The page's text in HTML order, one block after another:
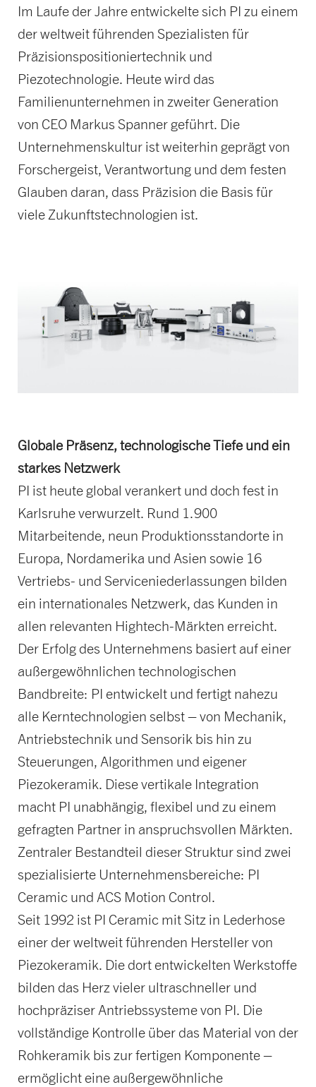
Im Laufe der Jahre entwickelte sich PI zu einem
der weltweit führenden Spezialisten für
Präzisionspositioniertechnik und
Piezotechnologie. Heute wird das
Familienunternehmen in zweiter Generation
von CEO Markus Spanner geführt. Die
Unternehmenskultur ist weiterhin geprägt von
Forschergeist, Verantwortung und dem festen
Glauben daran, dass Präzision die Basis für
viele Zukunftstechnologien ist.
Globale Präsenz, technologische Tiefe und ein
starkes Netzwerk
PI ist heute global verankert und doch fest in
Karlsruhe verwurzelt. Rund 1.900
Mitarbeitende, neun Produktionsstandorte in
Europa, Nordamerika und Asien sowie 16
Vertriebs- und Serviceniederlassungen bilden
ein internationales Netzwerk, das Kunden in
allen relevanten Hightech-Märkten erreicht.
Der Erfolg des Unternehmens basiert auf einer
außergewöhnlichen technologischen
Bandbreite: PI entwickelt und fertigt nahezu
alle Kerntechnologien selbst – von Mechanik,
Antriebstechnik und Sensorik bis hin zu
Steuerungen, Algorithmen und eigener
Piezokeramik. Diese vertikale Integration
macht PI unabhängig, flexibel und zu einem
gefragten Partner in anspruchsvollen Märkten.
Zentraler Bestandteil dieser Struktur sind zwei
spezialisierte Unternehmensbereiche: PI
Ceramic und ACS Motion Control.
Seit 1992 ist PI Ceramic mit Sitz in Lederhose
einer der weltweit führenden Hersteller von
Piezokeramik. Die dort entwickelten Werkstoffe
bilden das Herz vieler ultraschneller und
hochpräziser Antriebssysteme von PI. Die
vollständige Kontrolle über das Material von der
Rohkeramik bis zur fertigen Komponente –
ermöglicht eine außergewöhnliche